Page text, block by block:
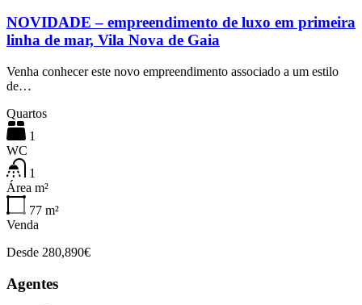
NOVIDADE – empreendimento de luxo em primeira
linha de mar, Vila Nova de Gaia
Venha conhecer este novo empreendimento associado a um estilo
de…
Quartos
1
WC
1
Área m²
77 m²
Venda
Desde 280,890€
Agentes